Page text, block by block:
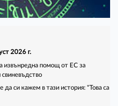
2026 г.
извънредна помощ от ЕС за
да си кажем в тази история: "Това са